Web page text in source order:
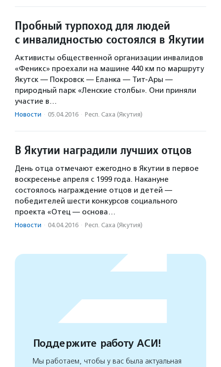
Пробный турпоход для людей
с инвалидностью состоялся в Якутии
Активисты общественной организации инвалидов
«Феникс» проехали на машине 440 км по маршруту
Якутск — Покровск — Еланка — Тит-Ары —
природный парк «Ленские столбы». Они приняли
участие в…
Новости · 05.04.2016 · Респ. Саха (Якутия)
В Якутии наградили лучших отцов
День отца отмечают ежегодно в Якутии в первое
воскресенье апреля с 1999 года. Накануне
состоялось награждение отцов и детей —
победителей шести конкурсов социального
проекта «Отец — основа…
Новости · 04.04.2016 · Респ. Саха (Якутия)
Поддержите работу АСИ!
Мы работаем, чтобы у вас была актуальная